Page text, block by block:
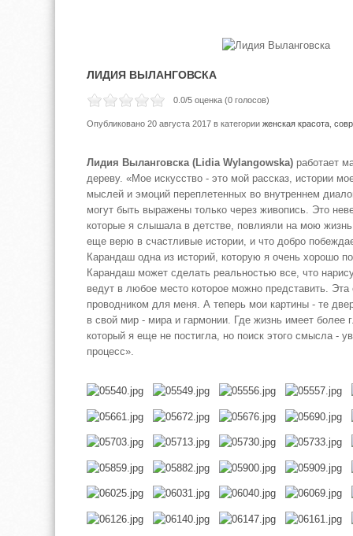
ЛИДИЯ ВЫЛАНГОВСКА
0.0/5 оценка (0 голосов)
Опубликовано 20 августа 2017 в категории женская красота
Лидия Выланговска (Lidia Wylangowska) работает
дереву. «Мое искусство - это мой рассказ, истории
мыслей и эмоций переплетенных во внутреннем
могут быть выражены только через живопись. Это
которые я слышала в детстве, повлияли на мою
еще верю в счастливые истории, и что добро
Карандаш одна из историй, которую я очень хорошо
Карандаш может сделать реальностью все, что
ведут в любое место которое можно представить. Эта
проводником для меня. А теперь мои картины - те
в свой мир - мира и гармонии. Где жизнь имеет более
который я еще не постигла, но поиск этого смысла -
процесс».